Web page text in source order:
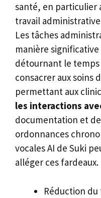
santé, en particulier
travail
Les tâches
manière
détournant le
consacrer aux soins
permettant aux
les interactions
documentation et
ordonnances
vocales AI de Suki
alléger ces fardeaux.
Réduction